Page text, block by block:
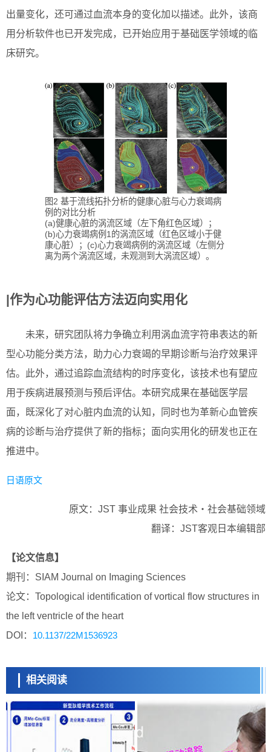
出量变化，还可通过血流本身的变化加以描述。此外，该商
用分析软件也已开发完成，已开始应用于基础医学领域的临
床研究。
图2 基于流线拓扑分析的健康心脏与心力衰竭病
例的对比分析
(a)健康心脏的涡流区域（左下角红色区域）；
(b)心力衰竭病例1的涡流区域（红色区域小于健
康心脏）；(c)心力衰竭病例的涡流区域（左侧分
离为两个涡流区域，未观测到大涡流区域）。
|作为心功能评估方法迈向实用化
未来，研究团队将力争确立利用涡血流字符串表达的新
型心功能分类方法，助力心力衰竭的早期诊断与治疗效果评
估。此外，通过追踪血流结构的时序变化，该技术也有望应
用于疾病进展预测与预后评估。本研究成果在基础医学层
面，既深化了对心脏内血流的认知，同时也为革新心血管疾
病的诊断与治疗提供了新的指标；面向实用化的研发也正在
推进中。
日语原文
原文：JST 事业成果 社会技术・社会基础领域
翻译：JST客观日本编辑部
【论文信息】
期刊：SIAM Journal on Imaging Sciences
论文：Topological identification of vortical flow structures in
the left ventricle of the heart
DOI： 10.1137/22M1536923
相关阅读